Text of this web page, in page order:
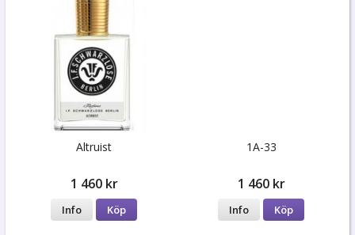
Altruist
1 460 kr
Info Köp
1A-33
1 460 kr
Info Köp